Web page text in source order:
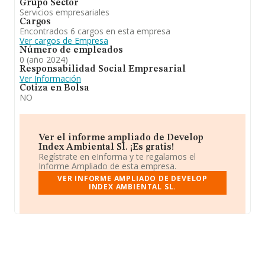
Grupo Sector
Servicios empresariales
Cargos
Encontrados 6 cargos en esta empresa
Ver cargos de Empresa
Número de empleados
0 (año 2024)
Responsabilidad Social Empresarial
Ver Información
Cotiza en Bolsa
NO
Ver el informe ampliado de Develop
Index Ambiental Sl. ¡Es gratis!
Regístrate en eInforma y te regalamos el
Informe Ampliado de esta empresa.
VER INFORME AMPLIADO DE DEVELOP
INDEX AMBIENTAL SL.